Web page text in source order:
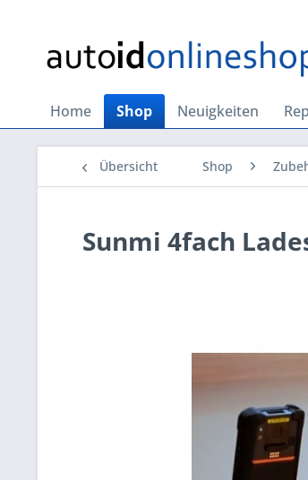
Home Shop Neuigkeiten
Übersicht Shop
Sunmi 4fach